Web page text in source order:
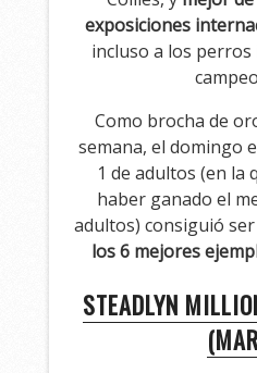
exposiciones
incluso a los perros
Como brocha de
semana, el domingo
1 de adultos (en la
haber ganado el
adultos) consiguió
los 6 mejores
STEADLYN